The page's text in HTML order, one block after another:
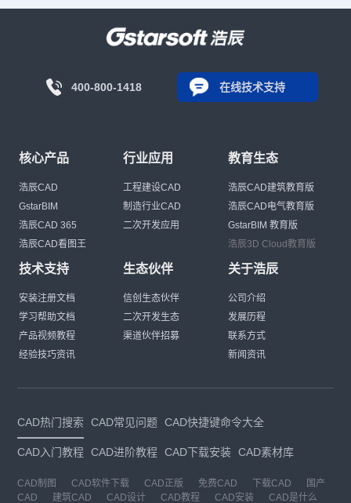
400-800-1418 在线技术支持
核心产品
浩辰CAD
GstarBIM
浩辰CAD 365
浩辰CAD看图王
行业应用
工程建设CAD
制造行业CAD
二次开发应用
教育生态
浩辰CAD建筑教育版
浩辰CAD电气教育版
GstarBIM 教育版
浩辰3D Cloud教育版
技术支持
安装注册文档
学习帮助文档
产品视频教程
经验技巧资讯
生态伙伴
信创生态伙伴
二次开发生态
渠道伙伴招募
关于浩辰
公司介绍
发展历程
联系方式
新闻资讯
CAD热门搜索 CAD常见问题 CAD快捷键命令大全
CAD入门教程 CAD进阶教程 CAD下载安装 CAD素材库
CAD制图 CAD软件下载 CAD正版 免费CAD 下载CAD
国产
CAD
建筑CAD CAD设计 CAD教程 CAD安装 CAD是什么